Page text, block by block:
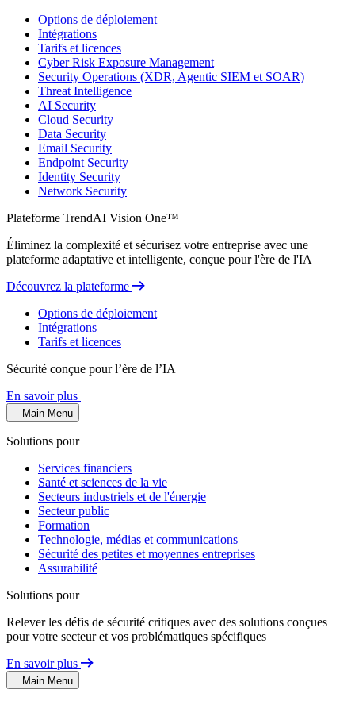
Options de déploiement
Intégrations
Tarifs et licences
Cyber Risk Exposure Management
Security Operations (XDR, Agentic SIEM et SOAR)
Threat Intelligence
AI Security
Cloud Security
Data Security
Email Security
Endpoint Security
Identity Security
Network Security
Plateforme TrendAI Vision One™
Éliminez la complexité et sécurisez votre entreprise avec une
plateforme adaptative et intelligente, conçue pour l'ère de l'IA
Découvrez la plateforme
Options de déploiement
Intégrations
Tarifs et licences
Sécurité conçue pour l’ère de l’IA
En savoir plus
Main Menu
Solutions pour
Services financiers
Santé et sciences de la vie
Secteurs industriels et de l'énergie
Secteur public
Formation
Technologie, médias et communications
Sécurité des petites et moyennes entreprises
Assurabilité
Solutions pour
Relever les défis de sécurité critiques avec des solutions conçues
pour votre secteur et vos problématiques spécifiques
En savoir plus
Main Menu